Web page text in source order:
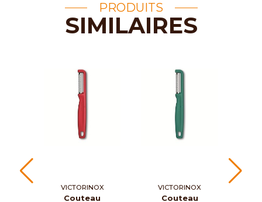
PRODUITS
SIMILAIRES
VICTORINOX
Couteau
VICTORINOX
Couteau